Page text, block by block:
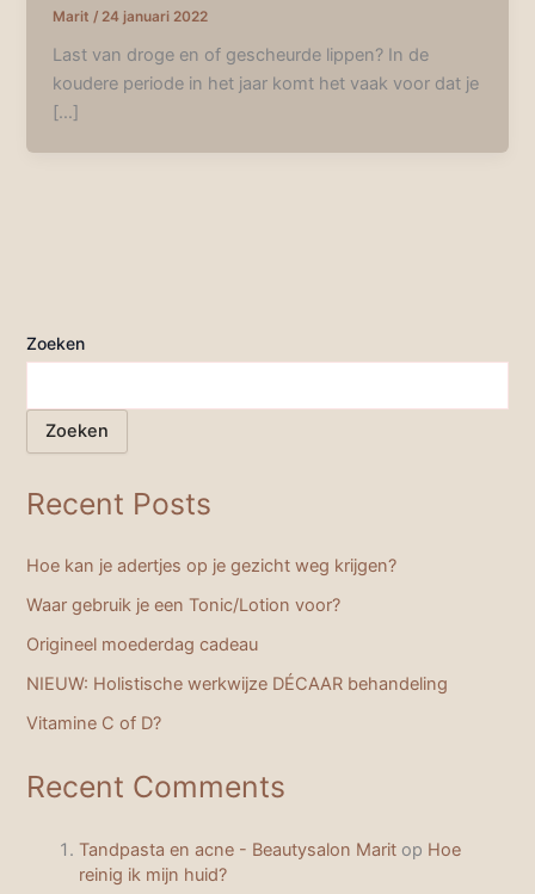
Marit / 24 januari 2022
Last van droge en of gescheurde lippen? In de
koudere periode in het jaar komt het vaak voor dat je
[…]
Zoeken
Zoeken
Recent Posts
Hoe kan je adertjes op je gezicht weg krijgen?
Waar gebruik je een Tonic/Lotion voor?
Origineel moederdag cadeau
NIEUW: Holistische werkwijze DÉCAAR behandeling
Vitamine C of D?
Recent Comments
Tandpasta en acne - Beautysalon Marit op Hoe
reinig ik mijn huid?